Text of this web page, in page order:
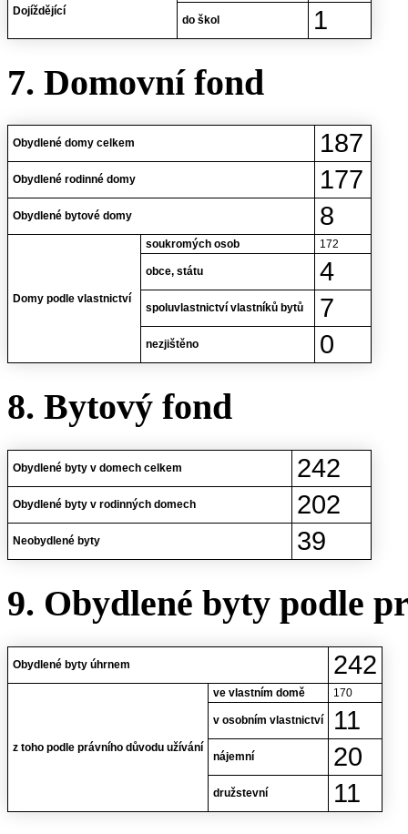
Dojíždějící
do škol 1
7. Domovní fond
Obydlené domy celkem 187
Obydlené rodinné domy 177
Obydlené bytové domy 8
Domy podle vlastnictví
soukromých osob 172
obce, státu 4
spoluvlastnictví vlastníků bytů 7
nezjištěno 0
8. Bytový fond
Obydlené byty v domech celkem 242
Obydlené byty v rodinných domech 202
Neobydlené byty 39
9. Obydlené byty podle
Obydlené byty úhrnem 242
z toho podle právního důvodu užívání
ve vlastním domě 170
v osobním vlastnictví 11
nájemní 20
družstevní 11